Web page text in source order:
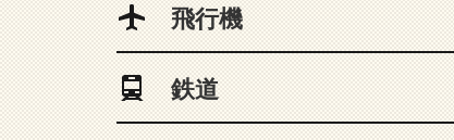
飛行機
鉄道